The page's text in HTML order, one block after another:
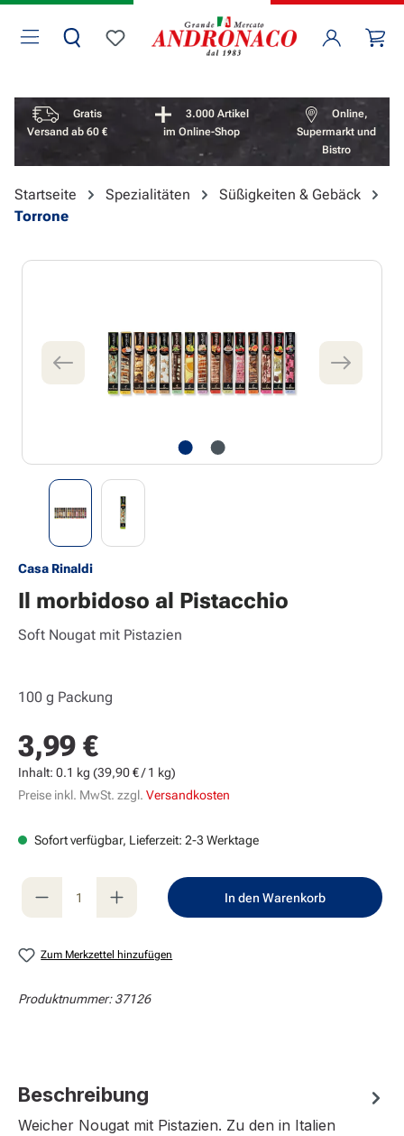
Zum Hauptinhalt springen
Du hast 0 Produkte auf dem Merkzettel
Vorteile überspringen
Gratis
Versand ab 60 €
3.000 Artikel
im Online-Shop
Online,
Supermarkt und
Bistro
Startseite Spezialitäten
Süßigkeiten & Gebäck
Torrone
Bildergalerie überspringen
Casa Rinaldi
Il morbidoso al Pistacchio
Soft Nougat mit Pistazien
100 g Packung
Regulärer Preis:
3,99 €
Inhalt: 0.1 kg (39,90 € / 1 kg)
Preise inkl. MwSt. zzgl. Versandkosten
Sofort verfügbar, Lieferzeit: 2-3 Werktage
Produkt Anzahl: Gib den gewünschten
In den Warenkorb
Zum Merkzettel hinzufügen
Produktnummer:37126
Beschreibung
Weicher Nougat mit Pistazien. Zu den in Italien